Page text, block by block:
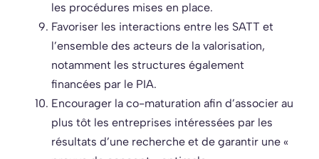
les procédures mises en place.
Favoriser les interactions entre les SATT et
l’ensemble des acteurs de la valorisation,
notamment les structures également
financées par le PIA.
Encourager la co-maturation afin d’associer au
plus tôt les entreprises intéressées par les
résultats d’une recherche et de garantir une «